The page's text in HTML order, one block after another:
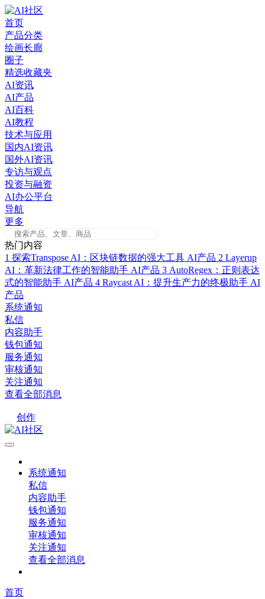
Skip
to
content
首页
产品分类
绘画长廊
圈子
精选收藏夹
AI资讯
AI产品
AI百科
AI教程
技术与应用
国内AI资讯
国外AI资讯
专访与观点
投资与融资
AI办公平台
导航
更多
热门内容
1 探索Transpose AI：区块链数据的强大工具 AI产品 2 Layerup
AI：革新法律工作的智能助手 AI产品 3 AutoRegex：正则表达
式的智能助手 AI产品 4 Raycast AI：提升生产力的终极助手 AI
产品
系统通知
私信
内容助手
钱包通知
服务通知
审核通知
关注通知
查看全部消息
创作
系统通知
私信
内容助手
钱包通知
服务通知
审核通知
关注通知
查看全部消息
首页